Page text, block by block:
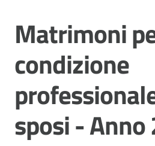
Novità
Servizi
Vivere
Salta al contenuto
Matrimoni
condizione
sposi - Anno